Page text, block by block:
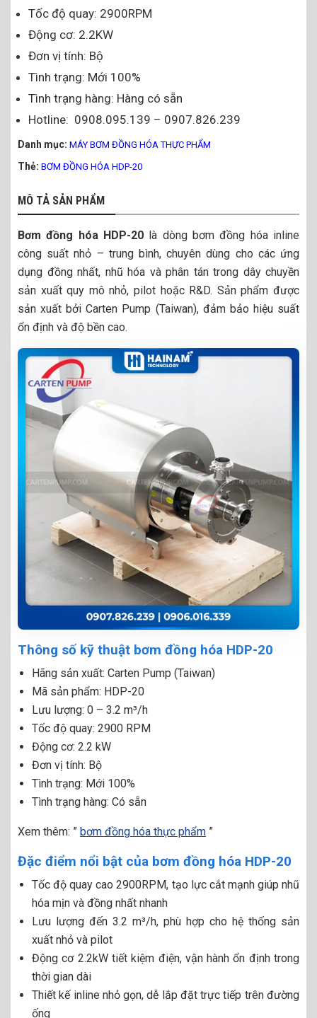
Tốc độ quay: 2900RPM
Động cơ: 2.2KW
Đơn vị tính: Bộ
Tình trạng: Mới 100%
Tình trạng hàng: Hàng có sẵn
Hotline: 0908.095.139 – 0907.826.239
Danh mục: MÁY BƠM ĐỒNG HÓA THỰC PHẨM
Thẻ: BƠM ĐỒNG HÓA HDP-20
MÔ TẢ SẢN PHẨM
Bơm đồng hóa HDP-20 là dòng bơm đồng hóa inline
công suất nhỏ – trung bình, chuyên dùng cho các ứng
dụng đồng nhất, nhũ hóa và phân tán trong dây chuyền
sản xuất quy mô nhỏ, pilot hoặc R&D. Sản phẩm được
sản xuất bởi Carten Pump (Taiwan), đảm bảo hiệu suất
ổn định và độ bền cao.
Thông số kỹ thuật bơm đồng hóa HDP-20
Hãng sản xuất: Carten Pump (Taiwan)
Mã sản phẩm: HDP-20
Lưu lượng: 0 – 3.2 m³/h
Tốc độ quay: 2900 RPM
Động cơ: 2.2 kW
Đơn vị tính: Bộ
Tình trạng: Mới 100%
Tình trạng hàng: Có sẵn
Xem thêm: ” bơm đồng hóa thực phẩm ”
Đặc điểm nổi bật của bơm đồng hóa HDP-20
Tốc độ quay cao 2900RPM, tạo lực cắt mạnh giúp nhũ
hóa mịn và đồng nhất nhanh
Lưu lượng đến 3.2 m³/h, phù hợp cho hệ thống sản
xuất nhỏ và pilot
Động cơ 2.2kW tiết kiệm điện, vận hành ổn định trong
thời gian dài
Thiết kế inline nhỏ gọn, dễ lắp đặt trực tiếp trên đường
ống